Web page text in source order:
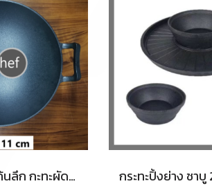
BeChef กระทะก้นลึก กะทะผัด กระทะทอด เหล็กหล่อ ร้อนเร็ว ทนทาน ประหยัดไฟ ใช้ได้กับเตาทุกประเภท